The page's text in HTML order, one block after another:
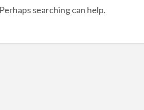
searching can help.